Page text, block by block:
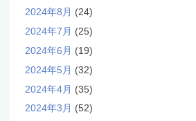
2024年8月 (24)
2024年7月 (25)
2024年6月 (19)
2024年5月 (32)
2024年4月 (35)
2024年3月 (52)